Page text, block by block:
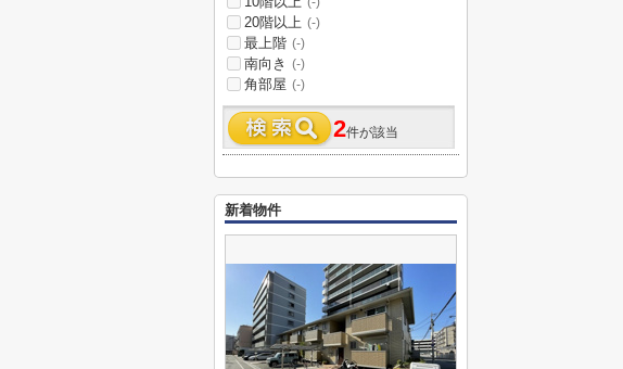
20階以上 (-)
最上階 (-)
南向き (-)
角部屋 (-)
2件が該当
新着物件